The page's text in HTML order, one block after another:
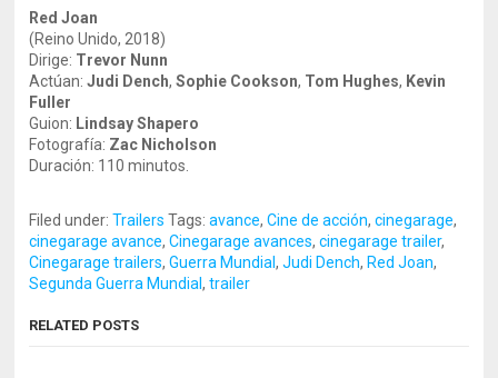
Red Joan
(Reino Unido, 2018)
Dirige: Trevor Nunn
Actúan:Judi Dench,Sophie Cookson, Tom Hughes, Kevin
Fuller
Guion: Lindsay Shapero
Fotografía: Zac Nicholson
Duración: 110 minutos.
Filed under:Trailers Tags:avance,Cine de acción,cinegarage,
cinegarage avance,Cinegarage avances,cinegarage trailer,
Cinegarage trailers,Guerra Mundial,Judi Dench, Red Joan,
Segunda Guerra Mundial,trailer
RELATED POSTS